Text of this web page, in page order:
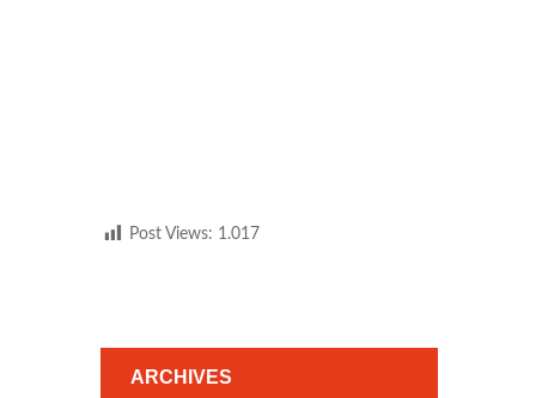
Post Views: 1.017
ARCHIVES